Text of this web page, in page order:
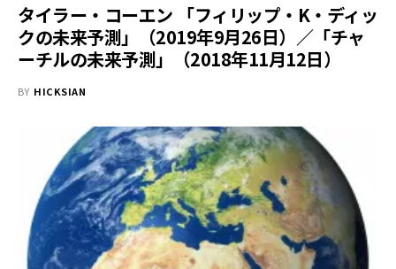
タイラー・コーエン 「フィリップ・K・ディッ
クの未来予測」（2019年9月26日）／「チャ
ーチルの未来予測」（2018年11月12日）
BY HICKSIAN